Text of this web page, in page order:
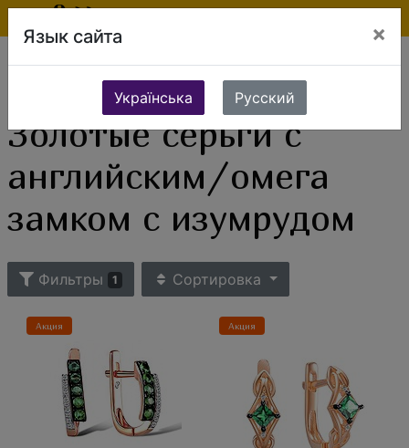
Ювелирные изделия Золотые изделия
Золотые серьги
Золотые серьги с английским/омега замком с изумрудом
Золотые серьги с
английским/омега
замком с изумрудом
Фильтры 1 Сортировка
Акция Акция
Язык сайта ×
Українська Русский